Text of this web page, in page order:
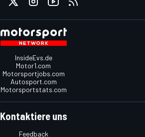
InsideEvs.de
Motor1.com
Motorsportjobs.com
Autosport.com
Motorsportstats.com
Kontaktiere uns
Feedback